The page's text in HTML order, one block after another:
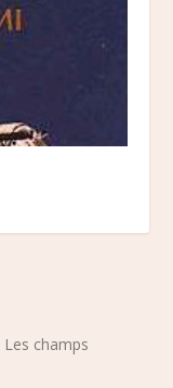
Les champs